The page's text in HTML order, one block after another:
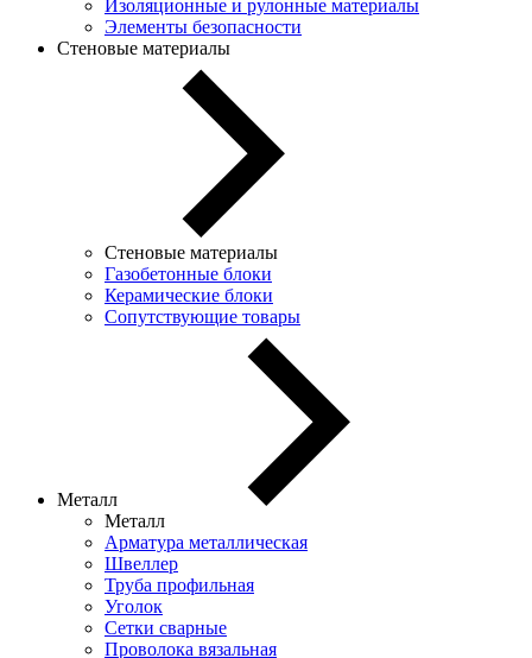
Изоляционные и рулонные материалы
Элементы безопасности
Стеновые материалы
Стеновые материалы
Газобетонные блоки
Керамические блоки
Сопутствующие товары
Металл
Металл
Арматура металлическая
Швеллер
Труба профильная
Уголок
Сетки сварные
Проволока вязальная